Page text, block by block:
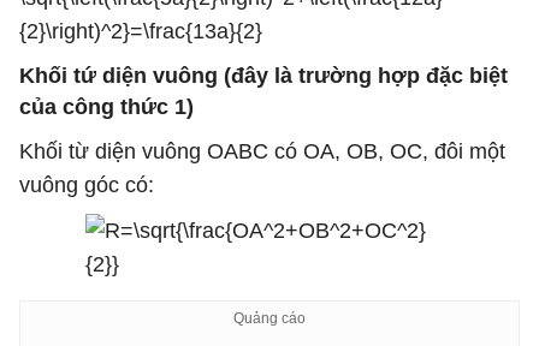
Khối tứ diện vuông (đây là trường hợp đặc biệt
của công thức 1)
Khối từ diện vuông OABC có OA, OB, OC, đôi một
vuông góc có: